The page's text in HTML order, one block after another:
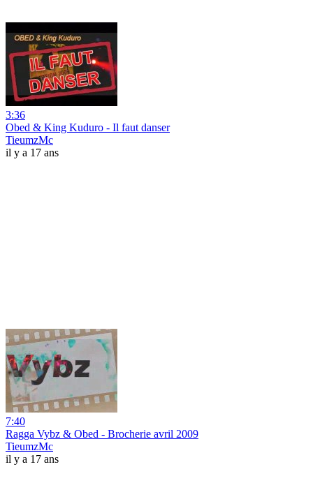
3:36
Obed & King Kuduro - Il faut danser
TieumzMc
il y a 17 ans
7:40
Ragga Vybz & Obed - Brocherie avril 2009
TieumzMc
il y a 17 ans